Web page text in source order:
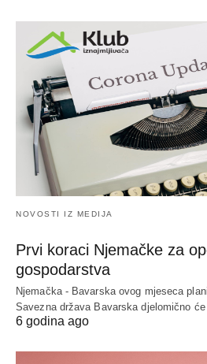
NOVOSTI IZ MEDIJA
Prvi koraci Njemačke za
gospodarstva
Njemačka - Bavarska ovog mjeseca
Savezna država Bavarska djelomično će
6 godina ago